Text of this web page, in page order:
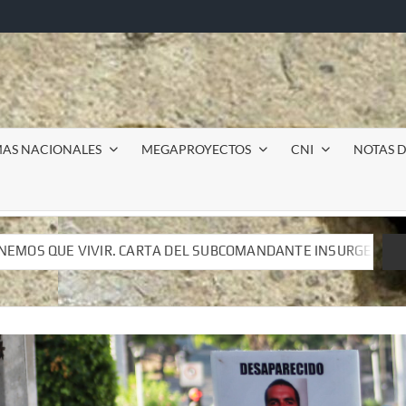
NACIONALES MEGAPROYECTOS CNI NOTAS
INSURGENTE MOISÉS A LUIS DE TAVIRA
INSURGENTE MOISÉS A LUIS DE TAVIRA